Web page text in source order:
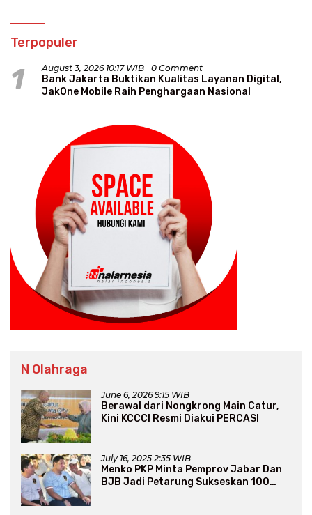
Terpopuler
1 August 3, 2026 10:17 WIB 0 Comment
Bank Jakarta Buktikan Kualitas Layanan Digital,
JakOne Mobile Raih Penghargaan Nasional
N Olahraga
June 6, 2026 9:15 WIB
Berawal dari Nongkrong Main Catur,
Kini KCCCI Resmi Diakui PERCASI
July 16, 2025 2:35 WIB
Menko PKP Minta Pemprov Jabar Dan
BJB Jadi Petarung Sukseskan 100